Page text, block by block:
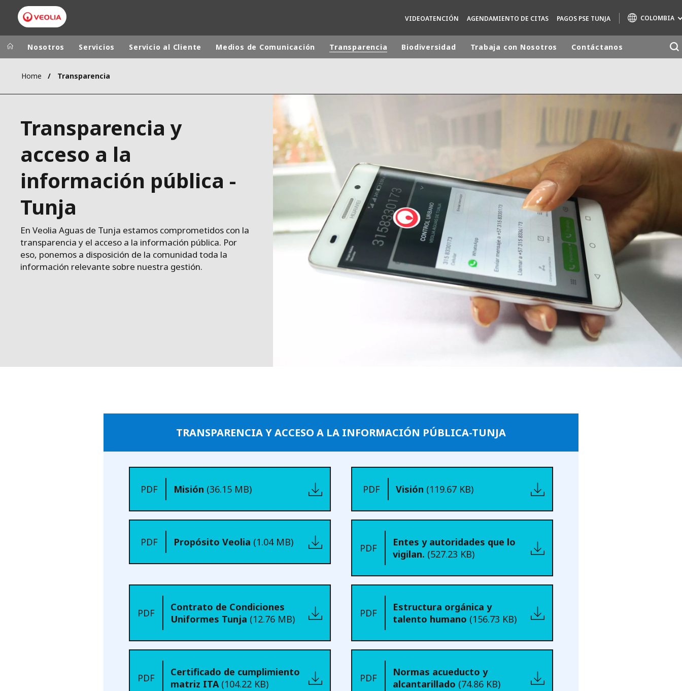
VIDEOATENCIÓN AGENDAMIENTO DE CITAS PAGOS PSE TUNJA COLOMBIA
Grupo Veolia
CAMPUS
INSTITUTO
AUSTRALIA Y NUEVA ZELANDA
HAZARDOUS WASTE EUROPE
INDUSTRIAS SOLUCIONES GLOBALES
NUCLEAR SOLUTIONS
OFIS
SEDE BENELUX
VEOLIA AGRICULTURE
WATER TECHNOLOGIES
Nosotros Servicios Servicio al Cliente Medios de Comunicación Transparencia Biodiversidad Trabaja con Nosotros Contáctanos
Home Transparencia
Transparencia y
acceso a la
información pública -
Tunja
En Veolia Aguas de Tunja estamos comprometidos con la
transparencia y el acceso a la información pública. Por
eso, ponemos a disposición de la comunidad toda la
información relevante sobre nuestra gestión.
TRANSPARENCIA Y ACCESO A LA INFORMACIÓN PÚBLICA-TUNJA
PDF Misión (36.15 MB) PDF Visión (119.67 KB)
PDF Propósito Veolia (1.04 MB) PDF
Entes y autoridades que lo
vigilan. (527.23 KB)
PDF
Contrato de Condiciones
Uniformes Tunja (12.76 MB) PDF
Estructura orgánica y
talento humano (156.73 KB)
PDF
Certificado de cumplimiento
matriz ITA (104.22 KB) PDF
Normas acueducto y
alcantarillado (74.86 KB)